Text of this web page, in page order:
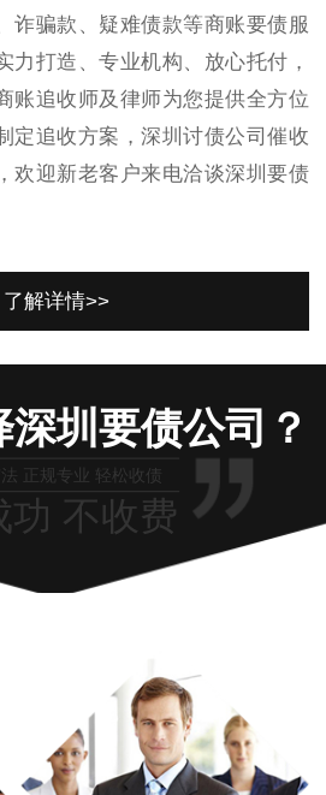
诈骗款、疑难债款等商账要债服
力打造、专业机构、放心托付，
账追收师及律师为您提供全方位
定追收方案，深圳讨债公司催收
欢迎新老客户来电洽谈深圳要债
了解详情>>
圳要债公司？
正规专业 轻松收债
功 不收费